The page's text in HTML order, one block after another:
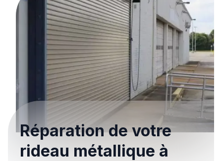
Réparation de votre
rideau métallique à